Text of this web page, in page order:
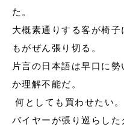
た。
大概素通りする客が椅
もがぜん張り切る。
片言の日本語は早口に
か理解不能だ。
何としても買わせたい。
バイヤーが張り巡らし